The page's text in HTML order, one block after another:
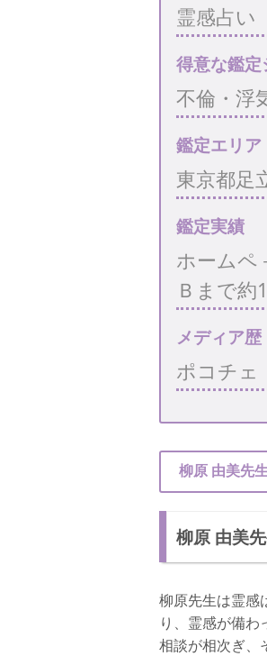
霊感占い
得意な鑑
不倫・浮
鑑定エリア
東京都足
鑑定実績
ホームペ
Ｂまで約
メディア歴
ポコチ
柳原 由美先
柳原 由美
柳原先生は霊感
り、霊感が備
相談が相次ぎ、